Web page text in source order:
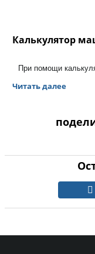
Калькулятор
При помощи
Читать далее